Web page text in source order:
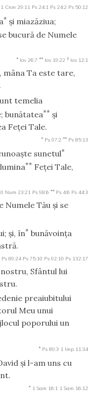
1 Cron 29:11 Ps 24:1 Ps 24:2 Ps 50:12
* şi miazăziua;
bucură de Numele
* Iov 26:7 ** Ios 19:22 † Ios 12:1
mâna Ta este tare,
temelia
bunătatea** şi
Feţei Tale.
* Ps 97:2 ** Ps 85:13
sunetul*
** Feţei Tale,
Num 23:21 Ps 98:6 ** Ps 4:6 Ps 44:3
Numele Tău şi se
şi, în* bunăvoinţa
Ps 89:24 Ps 75:10 Ps 92:10 Ps 132:17
Sfântul lui
preaiubitului
Meu unui
poporului un
* Ps 89:3 1 Imp 11:34
şi l-am uns cu
* 1 Sam 16:1 1 Sam 16:12